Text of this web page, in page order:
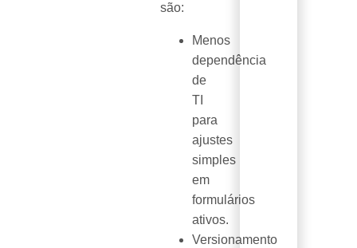
são:
Menos
dependência
de
TI
para
ajustes
simples
em
formulários
ativos.
Versionamento